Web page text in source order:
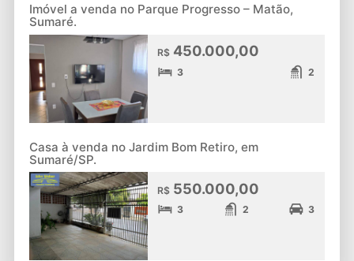
Imóvel a venda no Parque Progresso – Matão,
Sumaré.
R$450.000,00
3 2
Casa à venda no Jardim Bom Retiro, em
Sumaré/SP.
R$550.000,00
3 2 3